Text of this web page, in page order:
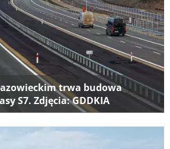
trwa budowa
S7. Zdjęcia: GDDKIA